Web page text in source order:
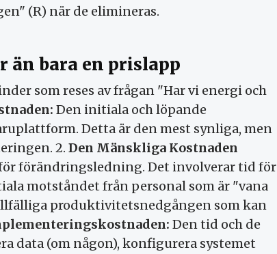
(R) när de elimineras.
än bara en prislapp
som reses av frågan "Har vi energi och
Den initiala och löpande
Detta är den mest synliga, men
2. Den Mänskliga Kostnaden
förändringsledning. Det involverar tid för
motståndet från personal som är "vana
produktivitetsnedgången som kan
Den tid och de
data (om någon), konfigurera systemet